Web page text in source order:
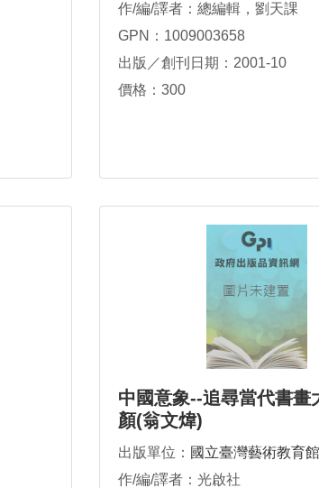
作/編/譯者：總編輯，劉天課
GPN：1009003658
出版／創刊日期：2001-10
價格：300
中國意象--追尋當代書畫
顏(翁文煒)
出版單位： 國立臺灣藝術教育館
作/編/譯者：光啟社